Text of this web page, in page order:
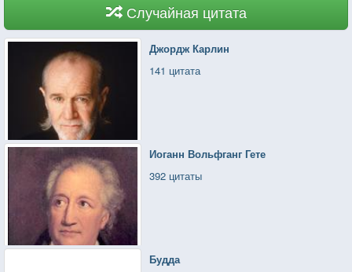
Случайная цитата
Джордж Карлин
141 цитата
Иоганн Вольфганг Гете
392 цитаты
Будда